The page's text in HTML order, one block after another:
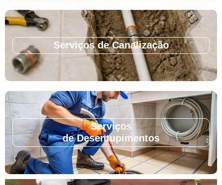
Serviços de Canalização
Serviços
de Desentupimentos